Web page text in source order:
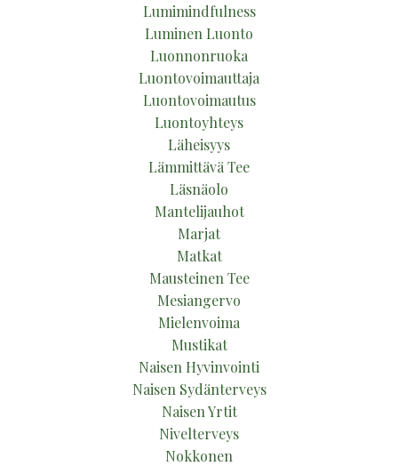
Lumimindfulness
Luminen Luonto
Luonnonruoka
Luontovoimauttaja
Luontovoimautus
Luontoyhteys
Läheisyys
Lämmittävä Tee
Läsnäolo
Mantelijauhot
Marjat
Matkat
Mausteinen Tee
Mesiangervo
Mielenvoima
Mustikat
Naisen Hyvinvointi
Naisen Sydänterveys
Naisen Yrtit
Nivelterveys
Nokkonen